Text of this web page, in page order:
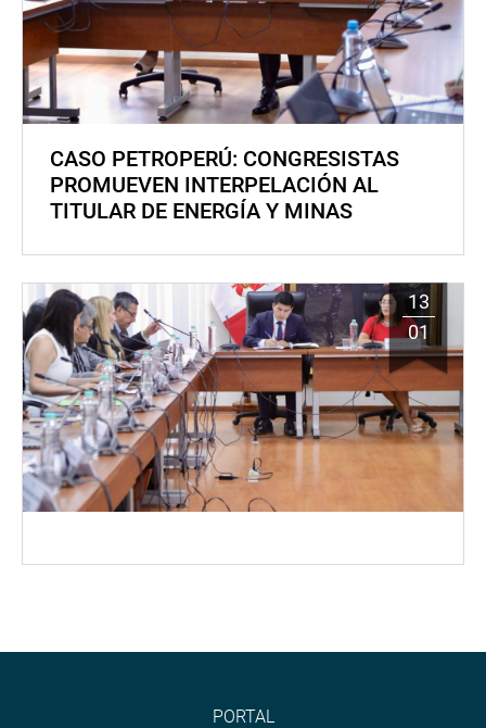
CASO PETROPERÚ: CONGRESISTAS
PROMUEVEN INTERPELACIÓN AL
TITULAR DE ENERGÍA Y MINAS
13
01
PORTAL